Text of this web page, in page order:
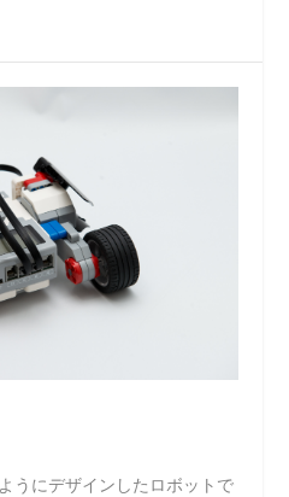
うにデザインしたロボットで